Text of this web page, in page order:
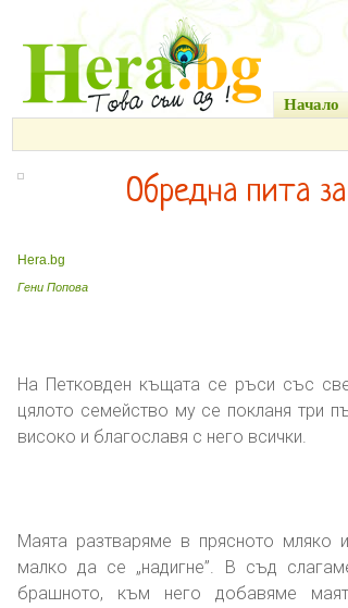
Начало
Обредна пита
Hera.bg
Гени Попова
На Петковден къщата се ръси със
цялото семейство му се покланя три
високо и благославя с него всички.
Маята разтваряме в прясното мляко
малко да се „надигне”. В съд
брашното, към него добавяме